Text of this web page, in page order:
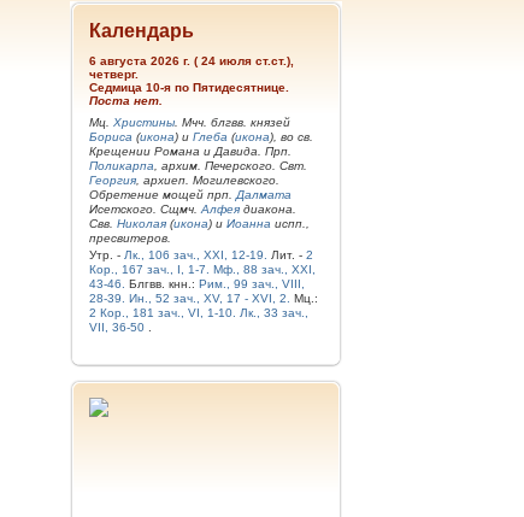
Календарь
6 августа 2026 г. ( 24 июля ст.ст.),
четверг.
Седмица 10-я по Пятидесятнице.
Поста нет.
Мц. Христины . Мчч. блгвв. князей
Бориса (икона) и Глеба (икона), во св.
Крещении Романа и Давида. Прп.
Поликарпа , архим. Печерского. Свт.
Георгия , архиеп. Могилевского.
Обретение мощей прп. Далмата
Исетского. Сщмч. Алфея диакона.
Свв. Николая (икона) и Иоанна испп.,
пресвитеров.
Утр. - Лк., 106 зач., XXI, 12-19. Лит. - 2
Кор., 167 зач., I, 1-7.
Мф., 88 зач., XXI,
43-46.
Блгвв. кнн.: Рим., 99 зач., VIII,
28-39.
Ин., 52 зач., XV, 17 - XVI, 2.
Мц.:
2 Кор., 181 зач., VI, 1-10.
Лк., 33 зач.,
VII, 36-50